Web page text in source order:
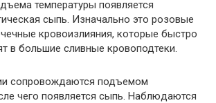
температуры появляется
сыпь. Изначально это розовые
кровоизлияния, которые быстро
в большие сливные кровоподтеки.
сопровождаются подъемом
чего появляется сыпь. Наблюдаются